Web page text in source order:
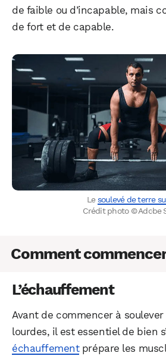
de faible ou d’incapable, mais
de fort et de capable.
Lesoulevé de terre
Crédit photo © Adobe
Comment
L’échauffement
Avant de commencer à
lourdes, il est essentiel de bien
échauffementprépare les